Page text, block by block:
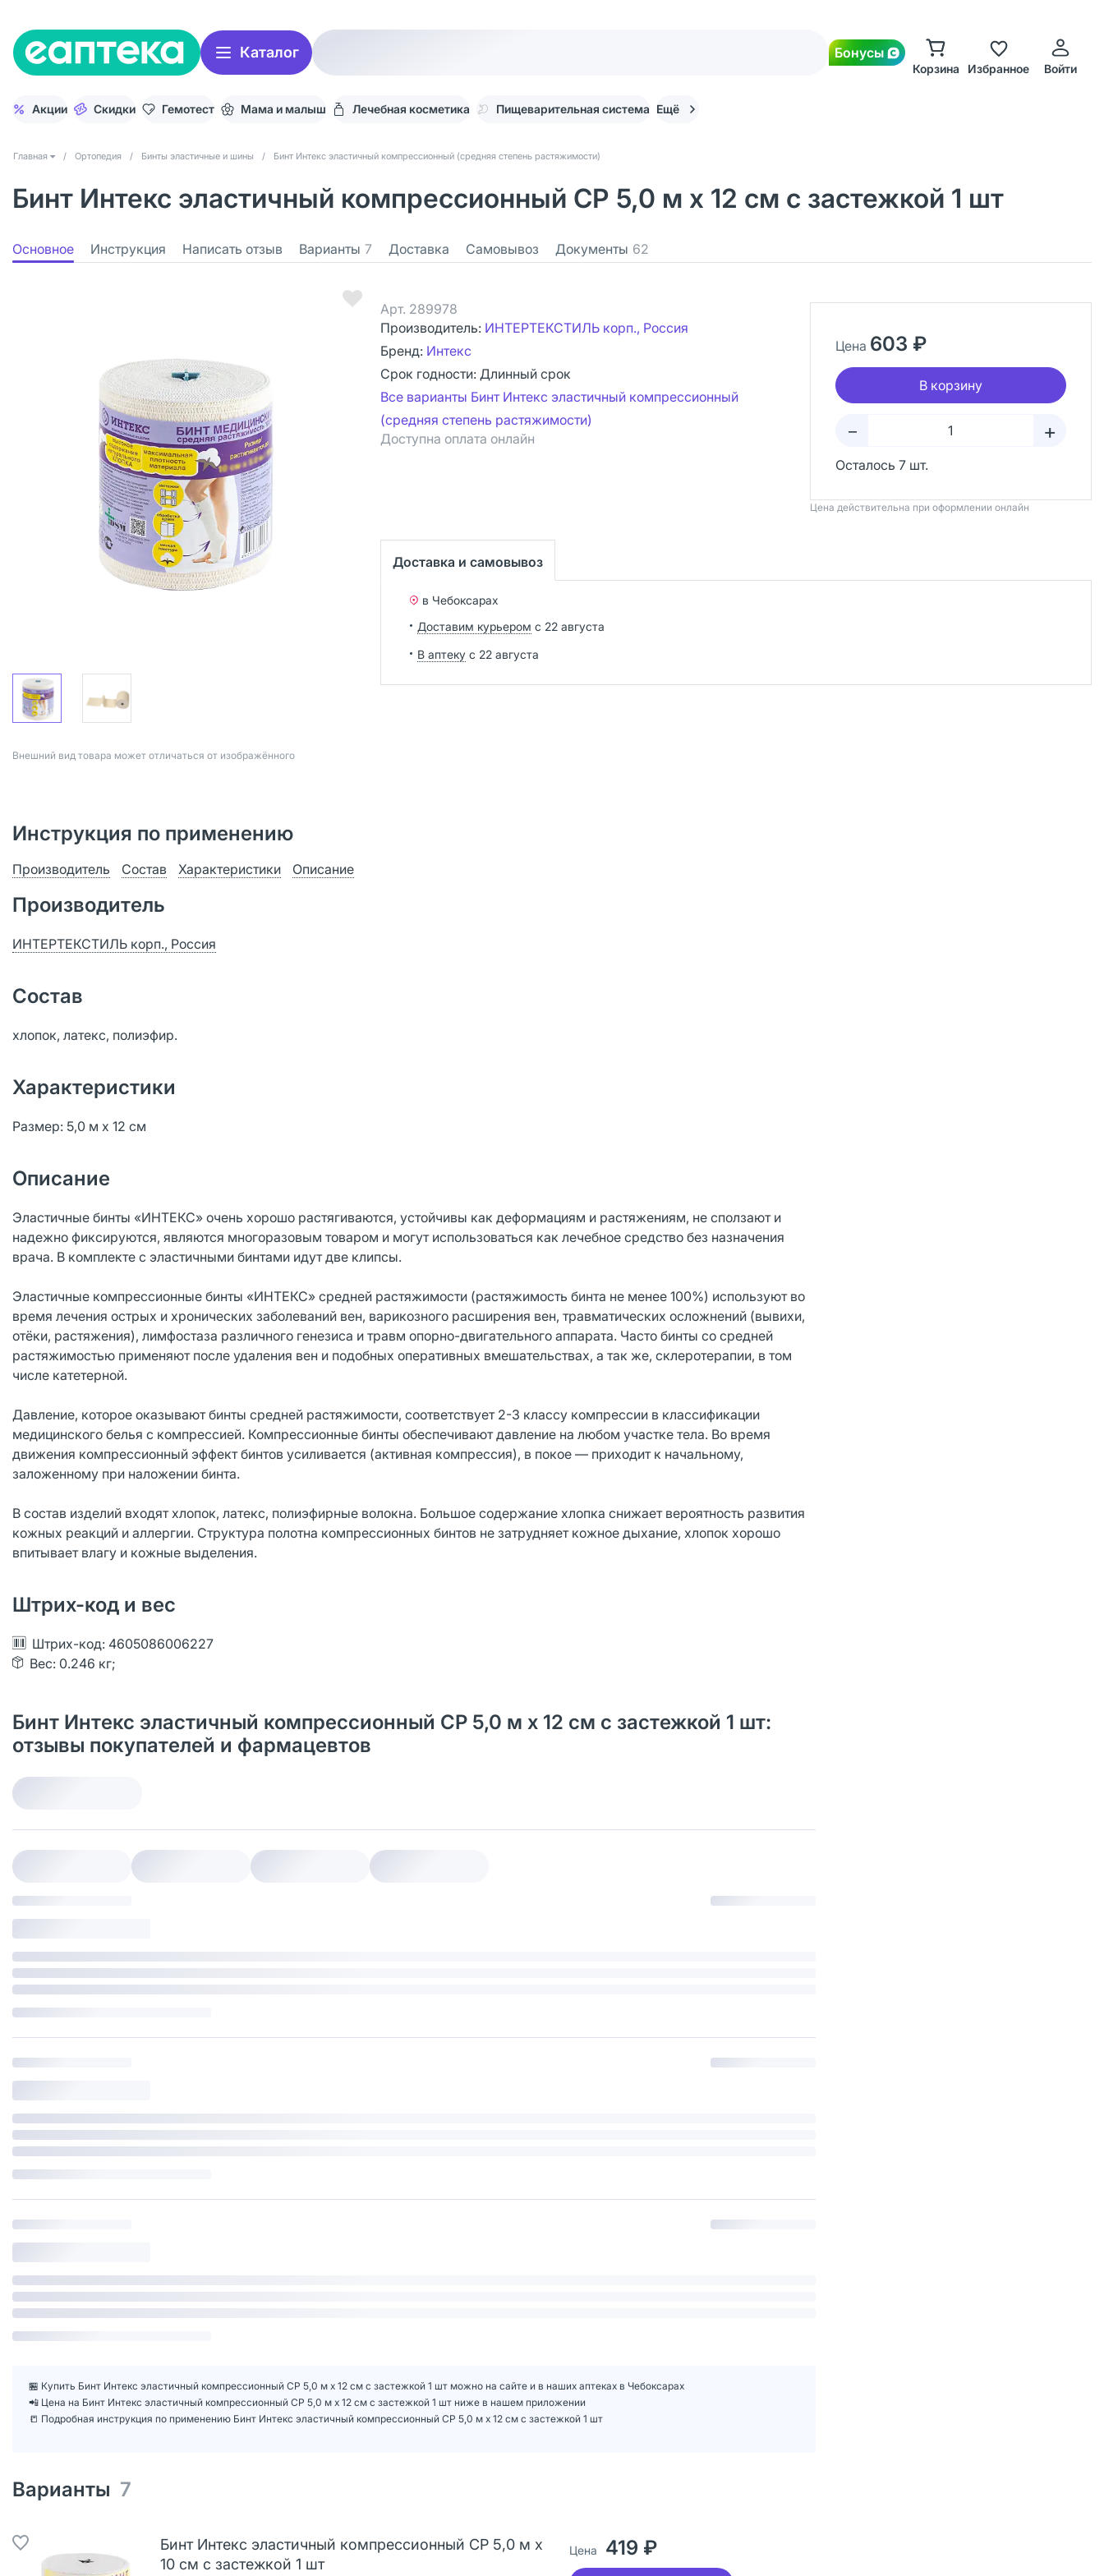
Каталог Бонусы
Корзина Избранное Войти
Акции Скидки Гемотест Мама и малыш Лечебная косметика Пищеварительная система Ещё
Главная / Ортопедия / Бинты эластичные и шины / Бинт Интекс эластичный компрессионный (средняя степень растяжимости)
Бинт Интекс эластичный компрессионный СР 5,0 м х 12 см с застежкой 1 шт
Основное Инструкция Написать отзыв Варианты 7 Доставка Самовывоз Документы 62
Bнешний вид товара может отличаться от изображённого
Арт. 289978
Производитель: ИНТЕРТЕКСТИЛЬ корп., Россия
Бренд: Интекс
Срок годности: Длинный срок
Все варианты Бинт Интекс эластичный компрессионный
(средняя степень растяжимости)
Доступна оплата онлайн
Цена 603 ₽
В корзину
– +
Осталось 7 шт.
Цена действительна при оформлении онлайн
Доставка и самовывоз
в Чебоксарах
Доставим курьером с 22 августа
В аптеку с 22 августа
Инструкция по применению
Производитель Состав Характеристики Описание
Производитель
ИНТЕРТЕКСТИЛЬ корп., Россия
Состав
хлопок, латекс, полиэфир.
Характеристики
Размер: 5,0 м х 12 см
Описание
Эластичные бинты «ИНТЕКС» очень хорошо растягиваются, устойчивы как деформациям и растяжениям, не сползают и
надежно фиксируются, являются многоразовым товаром и могут использоваться как лечебное средство без назначения
врача. В комплекте с эластичными бинтами идут две клипсы.
Эластичные компрессионные бинты «ИНТЕКС» средней растяжимости (растяжимость бинта не менее 100%) используют во
время лечения острых и хронических заболеваний вен, варикозного расширения вен, травматических осложнений (вывихи,
отёки, растяжения), лимфостаза различного генезиса и травм опорно-двигательного аппарата. Часто бинты со средней
растяжимостью применяют после удаления вен и подобных оперативных вмешательствах, а так же, склеротерапии, в том
числе катетерной.
Давление, которое оказывают бинты средней растяжимости, соответствует 2-3 классу компрессии в классификации
медицинского белья с компрессией. Компрессионные бинты обеспечивают давление на любом участке тела. Во время
движения компрессионный эффект бинтов усиливается (активная компрессия), в покое — приходит к начальному,
заложенному при наложении бинта.
В состав изделий входят хлопок, латекс, полиэфирные волокна. Большое содержание хлопка снижает вероятность развития
кожных реакций и аллергии. Структура полотна компрессионных бинтов не затрудняет кожное дыхание, хлопок хорошо
впитывает влагу и кожные выделения.
Штрих-код и вес
Штрих-код: 4605086006227
Вес: 0.246 кг;
Бинт Интекс эластичный компрессионный СР 5,0 м х 12 см с застежкой 1 шт:
отзывы покупателей и фармацевтов
🏪 Купить Бинт Интекс эластичный компрессионный СР 5,0 м х 12 см с застежкой 1 шт можно на сайте и в наших аптеках в Чебоксарах
📲 Цена на Бинт Интекс эластичный компрессионный СР 5,0 м х 12 см с застежкой 1 шт ниже в нашем приложении
📒 Подробная инструкция по применению Бинт Интекс эластичный компрессионный СР 5,0 м х 12 см с застежкой 1 шт
Варианты 7
Бинт Интекс эластичный компрессионный СР 5,0 м х
10 см с застежкой 1 шт
Цена 419 ₽